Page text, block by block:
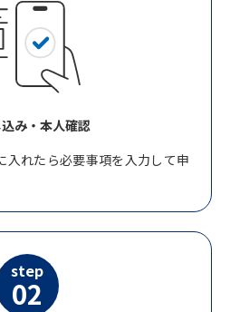
み・本人確認
入れたら必要事項を入力して申
step
02